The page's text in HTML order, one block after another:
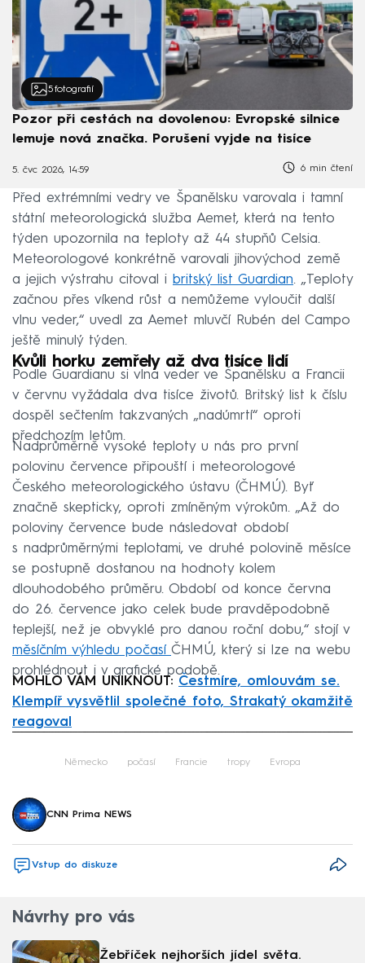
5 fotografií
Pozor při cestách na dovolenou: Evropské silnice
lemuje nová značka. Porušení vyjde na tisíce
5. čvc 2026, 14:59 6 min čtení
Před extrémními vedry ve Španělsku varovala i tamní
státní meteorologická služba Aemet, která na tento
týden upozornila na teploty až 44 stupňů Celsia.
Meteorologové konkrétně varovali jihovýchod země
a jejich výstrahu citoval i britský list Guardian. „Teploty
začnou přes víkend růst a nemůžeme vyloučit další
vlnu veder,“ uvedl za Aemet mluvčí Rubén del Campo
ještě minulý týden.
Kvůli horku zemřely až dva tisíce lidí
Podle Guardianu si vlna veder ve Španělsku a Francii
v červnu vyžádala dva tisíce životů. Britský list k číslu
dospěl sečtením takzvaných „nadúmrtí“ oproti
předchozím letům.
Nadprůměrně vysoké teploty u nás pro první
polovinu července připouští i meteorologové
Českého meteorologického ústavu (ČHMÚ). Byť
značně skepticky, oproti zmíněným výrokům. „Až do
poloviny července bude následovat období
s nadprůměrnými teplotami, ve druhé polovině měsíce
se postupně dostanou na hodnoty kolem
dlouhodobého průměru. Období od konce června
do 26. července jako celek bude pravděpodobně
teplejší, než je obvyklé pro danou roční dobu,“ stojí v
měsíčním výhledu počasí ČHMÚ, který si lze na webu
prohlédnout i v grafické podobě.
MOHLO VÁM UNIKNOUT: Čestmíre, omlouvám se.
Klempíř vysvětlil společné foto, Strakatý okamžitě
reagoval
Německo počasí Francie tropy Evropa
CNN Prima NEWS
Vstup do diskuze
Návrhy pro vás
Žebříček nejhorších jídel světa.